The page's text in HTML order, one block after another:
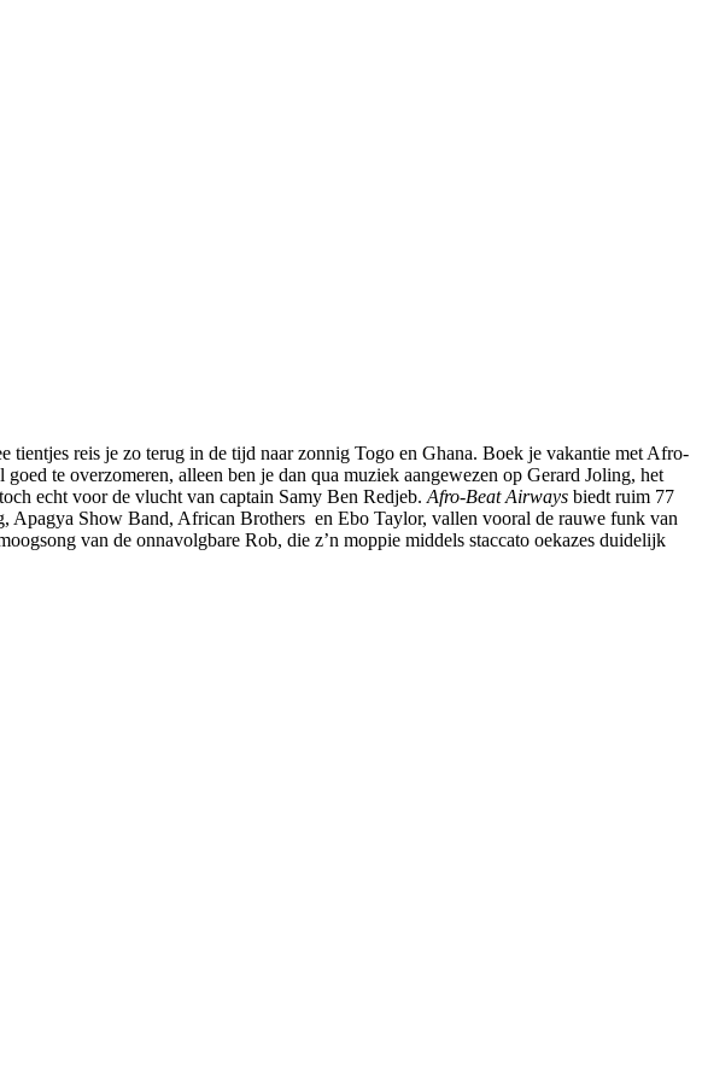
reis je zo terug in de tijd naar zonnig Togo en Ghana. Boek je vakantie met Afro-
te overzomeren, alleen ben je dan qua muziek aangewezen op Gerard Joling, het
echt voor de vlucht van captain Samy Ben Redjeb. Afro-Beat Airways biedt ruim 77
Apagya Show Band, African Brothers en Ebo Taylor, vallen vooral de rauwe funk van
van de onnavolgbare Rob, die z’n moppie middels staccato oekazes duidelijk